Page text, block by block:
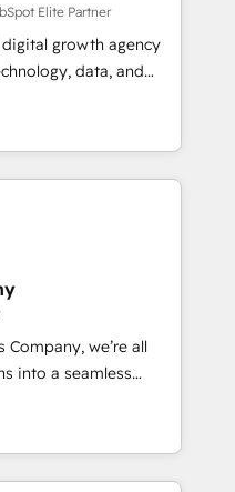
efficiency. 🔹
with your tech stack
certified, reinforcing
and compliance. At
Elite Partner
growth agency
data, and
results. Founded in
Spain, LATAM, and
in building
customer success
combine human insight
sustainable
designs solutions
performance, and
•
2022 EMEA Impact
• Proprietary
team:
we’re all
into a seamless
We specialize in
into efficient,
your entire